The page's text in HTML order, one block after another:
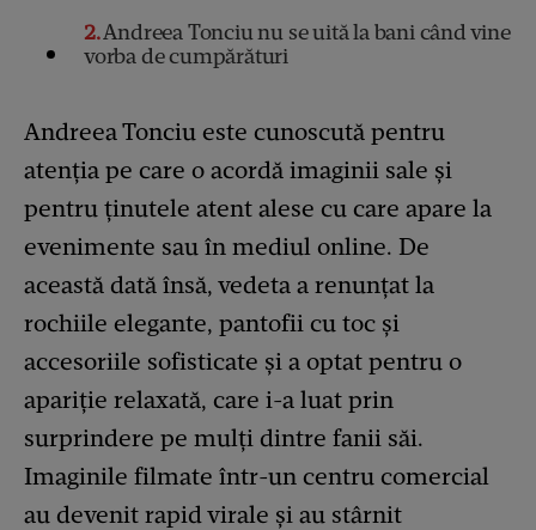
2Andreea Tonciu nu se uită la bani când vine
vorba de cumpărături
Andreea Tonciu este cunoscută pentru
atenția pe care o acordă imaginii sale și
pentru ținutele atent alese cu care apare la
evenimente sau în mediul online. De
această dată însă, vedeta a renunțat la
rochiile elegante, pantofii cu toc și
accesoriile sofisticate și a optat pentru o
apariție relaxată, care i-a luat prin
surprindere pe mulți dintre fanii săi.
Imaginile filmate într-un centru comercial
au devenit rapid virale și au stârnit